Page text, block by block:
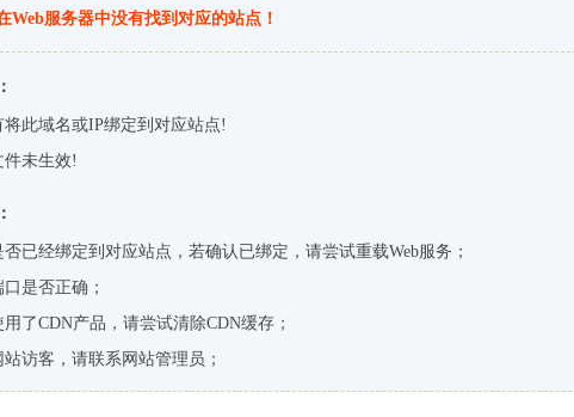
Web服务器中没有找到对应的站点！
将此域名或IP绑定到对应站点!
件未生效!
否已经绑定到对应站点，若确认已绑定，请尝试重载Web服务；
是否正确；
了CDN产品，请尝试清除CDN缓存；
访客，请联系网站管理员；